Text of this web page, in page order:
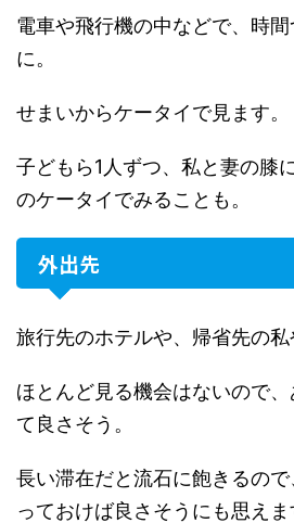
電車や飛行機の中などで、時
に。
せまいからケータイで見ます。
子どもら1人ずつ、私と妻の膝
のケータイでみることも。
外出先
旅行先のホテルや、帰省先の私
ほとんど見る機会はないので、
て良さそう。
長い滞在だと流石に飽きるの
っておけば良さそうにも思え